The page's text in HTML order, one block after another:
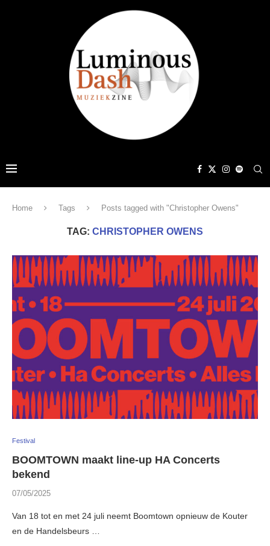
Home Tags Posts tagged with "Christopher Owens"
TAG: CHRISTOPHER OWENS
Festival
BOOMTOWN maakt line-up HA Concerts
bekend
07/05/2025
Van 18 tot en met 24 juli neemt Boomtown opnieuw de Kouter
en de Handelsbeurs …